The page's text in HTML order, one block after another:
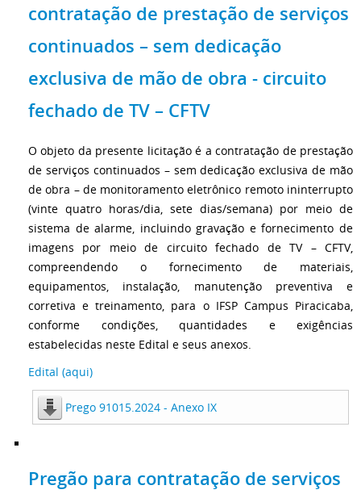
contratação de prestação de serviços
continuados – sem dedicação
exclusiva de mão de obra - circuito
fechado de TV – CFTV
O objeto da presente licitação é a contratação de prestação
de serviços continuados – sem dedicação exclusiva de mão
de obra – de monitoramento eletrônico remoto ininterrupto
(vinte quatro horas/dia, sete dias/semana) por meio de
sistema de alarme, incluindo gravação e fornecimento de
imagens por meio de circuito fechado de TV – CFTV,
compreendendo o fornecimento de materiais,
equipamentos, instalação, manutenção preventiva e
corretiva e treinamento, para o IFSP Campus Piracicaba,
conforme condições, quantidades e exigências
estabelecidas neste Edital e seus anexos.
Edital (aqui)
Prego 91015.2024 - Anexo IX
Pregão para contratação de serviços